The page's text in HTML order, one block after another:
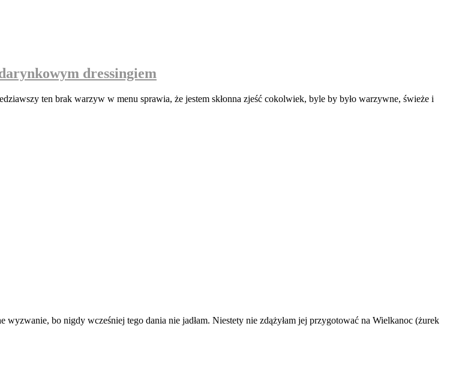
dressingiem
ten brak warzyw w menu sprawia, że jestem skłonna zjeść cokolwiek, byle by było warzywne, świeże i
bo nigdy wcześniej tego dania nie jadłam. Niestety nie zdążyłam jej przygotować na Wielkanoc (żurek